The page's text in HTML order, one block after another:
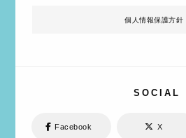
個人情報保護方針
SOCIAL
Facebook X